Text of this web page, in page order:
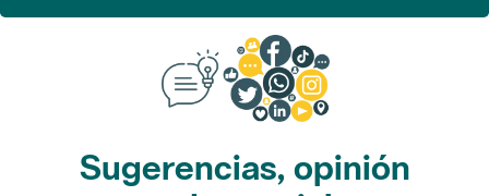
Sugerencias, opinión